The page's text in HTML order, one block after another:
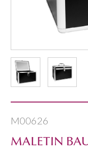
M00626
MALETIN